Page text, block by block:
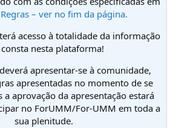
– ver no fim da página.
acesso à totalidade da informação
nesta plataforma!
apresentar-se à comunidade,
apresentadas no momento de se
a aprovação da apresentação estará
no ForUMM/For-UMM em toda a
sua plenitude.